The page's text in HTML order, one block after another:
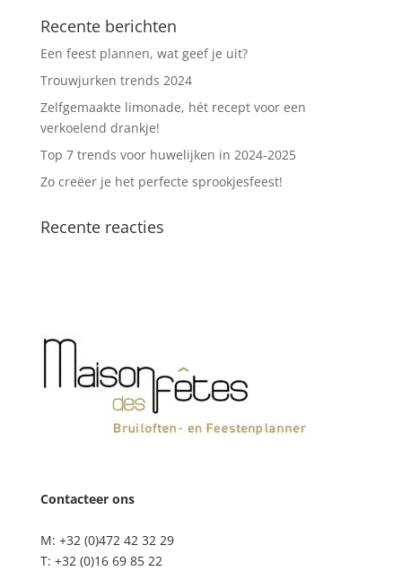
Recente berichten
Een feest plannen, wat geef je uit?
Trouwjurken trends 2024
Zelfgemaakte limonade, hét recept voor een
verkoelend drankje!
Top 7 trends voor huwelijken in 2024-2025
Zo creëer je het perfecte sprookjesfeest!
Recente reacties
Contacteer ons
M: +32 (0)472 42 32 29
T: +32 (0)16 69 85 22